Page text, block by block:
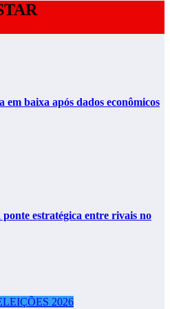
baixa após dados econômicos
estratégica entre rivais no
2026